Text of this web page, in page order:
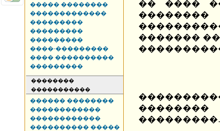
����� ��������
�������������
���������
���������
���������
����-���������
���� ����������
���������
��������
�����������
������ ��������
������������
������������
���������� �����
�� ����
�������
���������.